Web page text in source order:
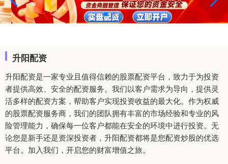
升阳配资
升阳配资是一家专业且值得信赖的股票配资平台，致力于为投资
者提供高效、安全的配资服务。我们以客户需求为导向，提供灵
活多样的配资方案，帮助客户实现投资收益的最大化。作为权威
的股票配资服务商，我们的团队拥有丰富的市场经验和专业的风
险管理能力，确保每一位客户都能在安全的环境中进行投资。无
论您是新手还是资深投资者，升阳配资都将是您配资炒股的优选
平台。加入我们，开启您的财富增值之旅。